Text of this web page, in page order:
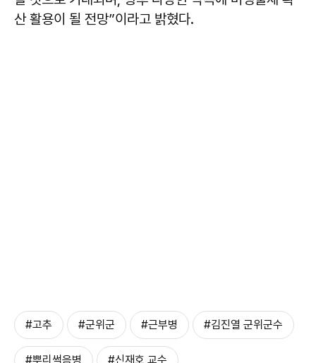
산 활용이 될 전망”이라고 밝혔다.
#고추 #군위군 #근부병 #김진열 군위군수
#뿌리썩음병 #신재호 교수